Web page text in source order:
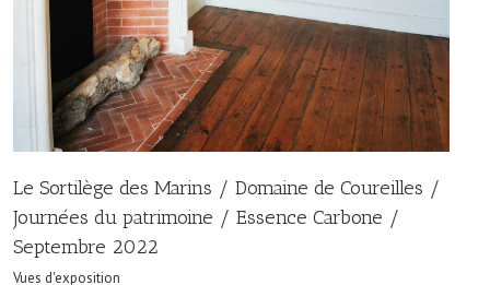
Le Sortilège des Marins / Domaine de Coureilles /
Journées du patrimoine / Essence Carbone /
Septembre 2022
Vues d'exposition